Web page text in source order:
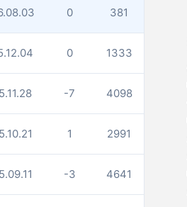
0 381
0 1333
-7 4098
1 2991
-3 4641